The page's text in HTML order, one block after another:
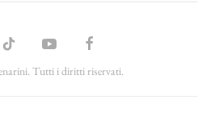
Tutti i diritti riservati.